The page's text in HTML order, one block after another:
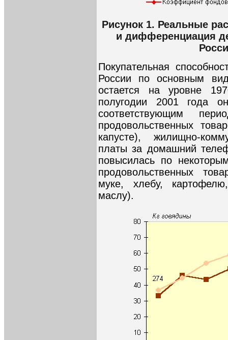
Рисунок 1. Реальные
и дифференциация
Покупательная
России по основным
остается на уровне
полугодии 2001 года
соответствующим
продовольственных
капусте), жилищно-
платы за домашний
повысилась по
продовольственных
муке, хлебу,
маслу).